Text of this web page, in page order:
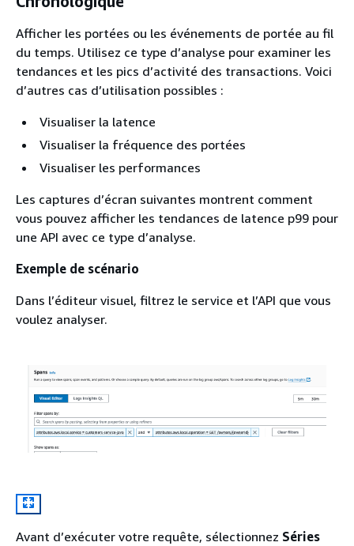
Afficher les portées ou les événements de portée au fil
du temps. Utilisez ce type d’analyse pour examiner les
tendances et les pics d’activité des transactions. Voici
d’autres cas d’utilisation possibles :
Visualiser la latence
Visualiser la fréquence des portées
Visualiser les performances
Les captures d’écran suivantes montrent comment
vous pouvez afficher les tendances de latence p99 pour
une API avec ce type d’analyse.
Exemple de scénario
Dans l’éditeur visuel, filtrez le service et l’API que vous
voulez analyser.
Avant d’exécuter votre requête, sélectionnez Séries